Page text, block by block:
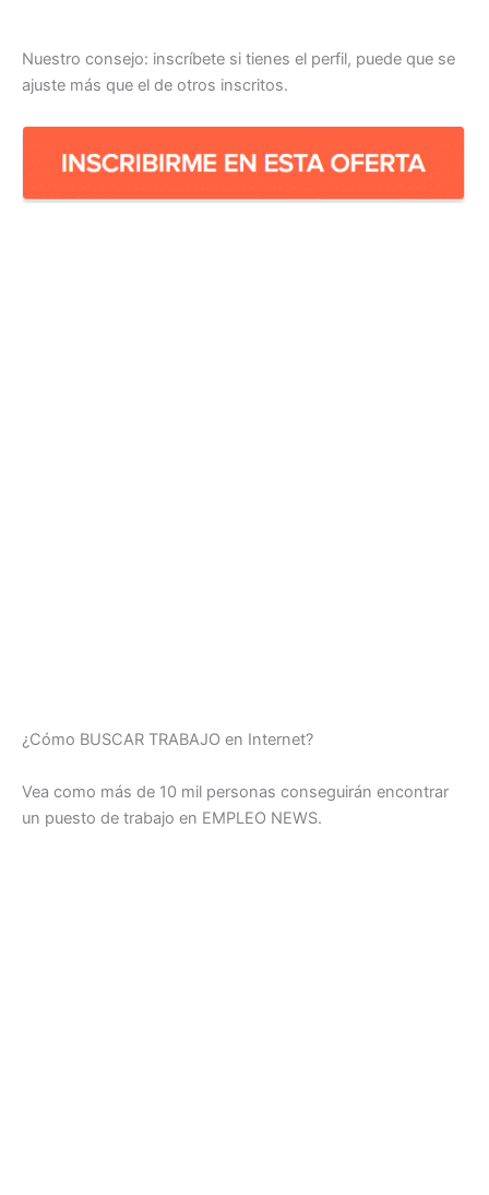
Nuestro consejo: inscríbete si tienes el perfil, puede que se
ajuste más que el de otros inscritos.
¿Cómo BUSCAR TRABAJO en Internet?
Vea como más de 10 mil personas conseguirán encontrar
un puesto de trabajo en EMPLEO NEWS.